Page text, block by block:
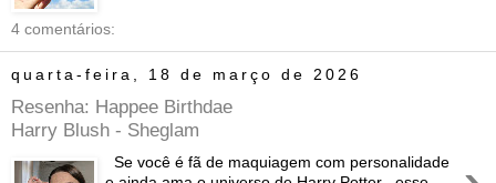
4 comentários:
quarta-feira, 18 de março de 2026
Resenha: Happee Birthdae
Harry Blush - Sheglam
Se você é fã de maquiagem com personalidade